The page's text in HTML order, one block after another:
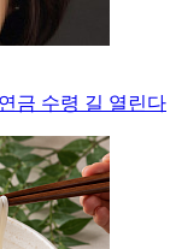
금 수령 길 열린다